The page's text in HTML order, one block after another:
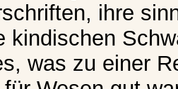
ihre
kindischen
was zu einer